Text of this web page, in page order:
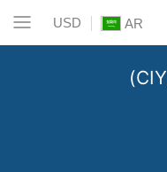
AR
USD